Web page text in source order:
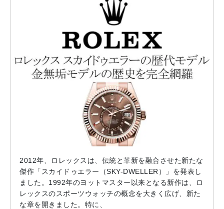
2012年、ロレックスは、伝統と革新を融合させた新たな
傑作「スカイドゥエラー（SKY-DWELLER）」を発表し
ました。1992年のヨットマスター以来となる新作は、ロ
レックスのスポーツウォッチの概念を大きく広げ、新た
な章を開きました。特に、